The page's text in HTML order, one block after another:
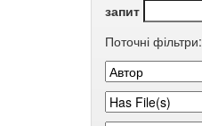
запит
Поточні фільтри: